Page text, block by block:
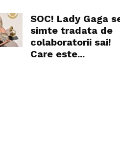
SOC! Lady Gaga
simte tradata de
colaboratorii sai!
Care este...